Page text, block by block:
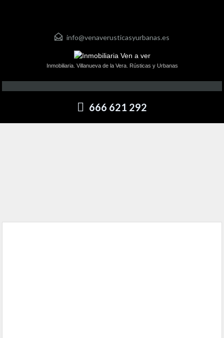
info@venaverusticasyurbanas.es
Inmobiliaria. Villanueva de la Vera. Rústicas y Urbanas
666 621 292